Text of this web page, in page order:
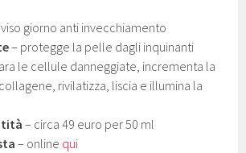
giorno anti invecchiamento
– protegge la pelle dagli inquinanti
le cellule danneggiate, incrementa la
rivilatizza, liscia e illumina la
– circa 49 euro per 50 ml
– online qui